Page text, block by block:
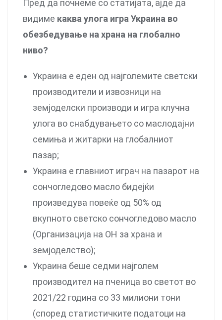
Пред да почнеме со статијата, ајде да
видиме каква улога игра Украина во
обезбедување на храна на глобално
ниво?
Украина е еден од најголемите светски
производители и извозници на
земјоделски производи и игра клучна
улога во снабдувањето со маслодајни
семиња и житарки на глобалниот
пазар;
Украина е главниот играч на пазарот на
сончогледово масло бидејќи
произведува повеќе од 50% од
вкупното светско сончогледово масло
(Организација на ОН за храна и
земјоделство);
Украина беше седми најголем
производител на пченица во светот во
2021/22 година со 33 милиони тони
(според статистичките податоци на